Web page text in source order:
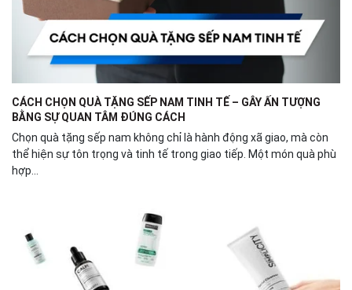
CÁCH CHỌN QUÀ TẶNG SẾP NAM TINH TẾ – GÂY ẤN TƯỢNG
BẰNG SỰ QUAN TÂM ĐÚNG CÁCH
Chọn quà tặng sếp nam không chỉ là hành động xã giao, mà còn
thể hiện sự tôn trọng và tinh tế trong giao tiếp. Một món quà phù
hợp...